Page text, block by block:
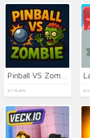
411 PLAYS 412